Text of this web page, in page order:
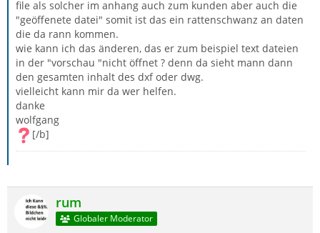
file als solcher im anhang auch zum kunden aber auch die
"geöffenete datei" somit ist das ein rattenschwanz an daten
die da rann kommen.
wie kann ich das änderen, das er zum beispiel text dateien
in der "vorschau "nicht öffnet ? denn da sieht mann dann
den gesamten inhalt des dxf oder dwg.
vielleicht kann mir da wer helfen.
danke
wolfgang
[/b]
rum
Globaler Moderator